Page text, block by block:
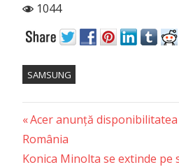
1044
SAMSUNG
Post
navigation
Previous
Post:
Acer anunță disponibilitatea
România
Next
Konica Minolta se extinde pe